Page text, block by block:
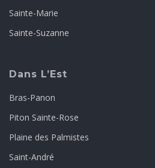
Sainte-Marie
Sainte-Suzanne
Dans L’Est
Bras-Panon
Piton Sainte-Rose
Plaine des Palmistes
Saint-André